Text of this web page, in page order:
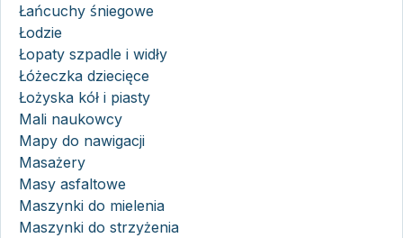
Łańcuchy śniegowe
Łodzie
Łopaty szpadle i widły
Łóżeczka dziecięce
Łożyska kół i piasty
Mali naukowcy
Mapy do nawigacji
Masażery
Masy asfaltowe
Maszynki do mielenia
Maszynki do strzyżenia